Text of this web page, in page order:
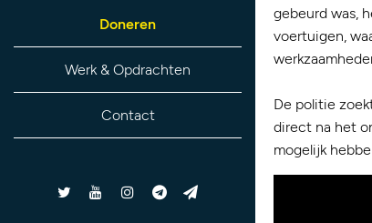
Doneren
Werk & Opdrachten
Contact
gebeurd was,
voertuigen,
De politie
direct na het
mogelijk